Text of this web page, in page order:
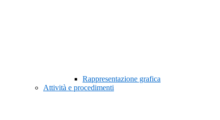
Rappresentazione grafica
Attività e procedimenti